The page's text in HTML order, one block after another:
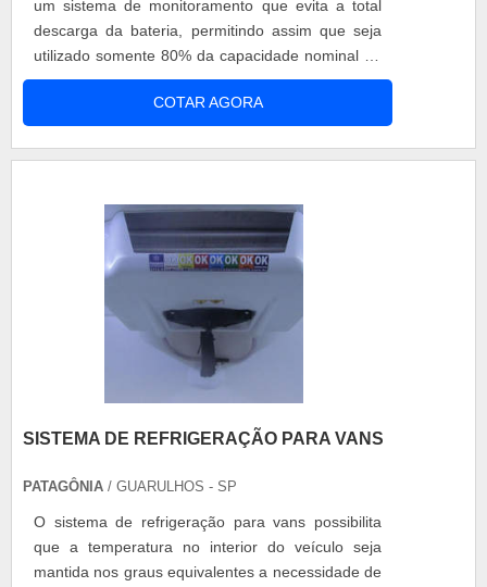
um sistema de monitoramento que evita a total
descarga da bateria, permitindo assim que seja
utilizado somente 80% da capacidade nominal da
bateria. Quando essa capacidade for
ultrapassada o carregador bloqueia a alimentação
do sistema aonde o carregador está ligado. Leds
COTAR AGORA
SISTEMA DE REFRIGERAÇÃO PARA VANS
PATAGÔNIA / GUARULHOS - SP
O sistema de refrigeração para vans possibilita
que a temperatura no interior do veículo seja
mantida nos graus equivalentes a necessidade de